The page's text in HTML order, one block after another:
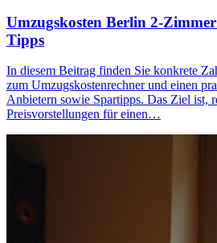
Umzugskosten Berlin 2-
Tipps
In diesem Beitrag finden Sie konkrete
zum Umzugskostenrechner und einen
Anbietern sowie Spartipps. Das Ziel ist,
Preisvorstellungen für einen…